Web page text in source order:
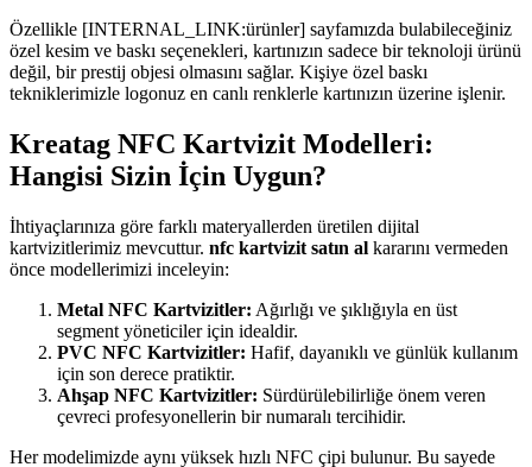
Özellikle [INTERNAL_LINK:ürünler] sayfamızda bulabileceğiniz
özel kesim ve baskı seçenekleri, kartınızın sadece bir teknoloji ürünü
değil, bir prestij objesi olmasını sağlar. Kişiye özel baskı
tekniklerimizle logonuz en canlı renklerle kartınızın üzerine işlenir.
Kreatag NFC Kartvizit Modelleri:
Hangisi Sizin İçin Uygun?
İhtiyaçlarınıza göre farklı materyallerden üretilen dijital
kartvizitlerimiz mevcuttur. nfc kartvizit satın al kararını vermeden
önce modellerimizi inceleyin:
Metal NFC Kartvizitler: Ağırlığı ve şıklığıyla en üst
segment yöneticiler için idealdir.
PVC NFC Kartvizitler: Hafif, dayanıklı ve günlük kullanım
için son derece pratiktir.
Ahşap NFC Kartvizitler: Sürdürülebilirliğe önem veren
çevreci profesyonellerin bir numaralı tercihidir.
Her modelimizde aynı yüksek hızlı NFC çipi bulunur. Bu sayede